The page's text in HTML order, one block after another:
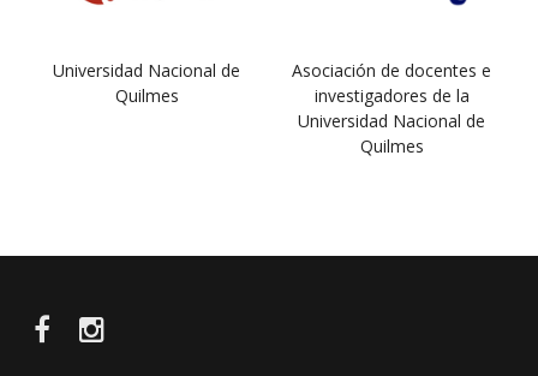
Universidad Nacional de
Quilmes
Asociación de docentes e
investigadores de la
Universidad Nacional de
Quilmes
FacebookInstagram